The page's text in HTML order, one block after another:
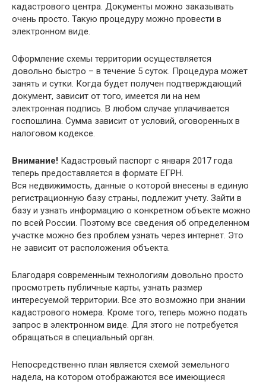
кадастрового центра. Документы можно заказывать
очень просто. Такую процедуру можно провести в
электронном виде.
Оформление схемы территории осуществляется
довольно быстро – в течение 5 суток. Процедура может
занять и сутки. Когда будет получен подтверждающий
документ, зависит от того, имеется ли на нем
электронная подпись. В любом случае уплачивается
госпошлина. Сумма зависит от условий, оговоренных в
налоговом кодексе.
Внимание! Кадастровый паспорт с января 2017 года
теперь предоставляется в формате ЕГРН.
Вся недвижимость, данные о которой внесены в единую
регистрационную базу страны, подлежит учету. Зайти в
базу и узнать информацию о конкретном объекте можно
по всей России. Поэтому все сведения об определенном
участке можно без проблем узнать через интернет. Это
не зависит от расположения объекта.
Благодаря современным технологиям довольно просто
просмотреть публичные карты, узнать размер
интересуемой территории. Все это возможно при знании
кадастрового номера. Кроме того, теперь можно подать
запрос в электронном виде. Для этого не потребуется
обращаться в специальный орган.
Непосредственно план является схемой земельного
надела, на котором отображаются все имеющиеся